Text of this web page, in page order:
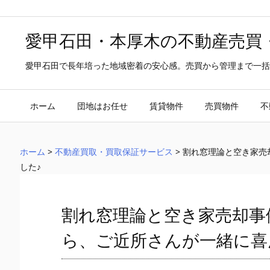
愛甲石田・本厚木の不動産売
愛甲石田で長年培った地域密着の安心感。売買から管理まで一
ホーム 団地はお任せ 賃貸物件 売買物件
ホーム > 不動産買取・買取保証サービス > 割れ窓理論と空き家
した♪
割れ窓理論と空き家売却
ら、ご近所さんが一緒に